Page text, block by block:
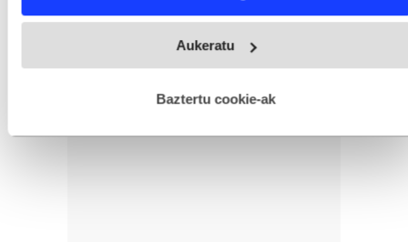
fitxategiak erabiltzen ditu. Zure esperientzia eta zerbitzuak
esplizitua ematen diguzu.Gehiago irakurri
Aukeratu
Baztertu cookie-ak
zituen, ziurrenez aurrez hilda.